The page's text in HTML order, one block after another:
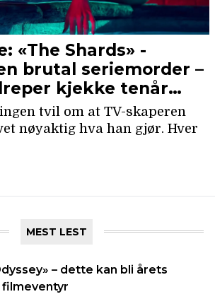
MEST LEST
– dette kan bli årets